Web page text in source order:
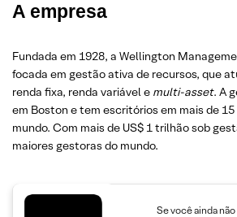
A empresa
Fundada em 1928, a Wellington
focada em gestão ativa de recursos, que
renda fixa, renda variável e multi-asset. A
em Boston e tem escritórios em mais de
mundo. Com mais de US$ 1 trilhão sob
maiores gestoras do mundo.
Se você ainda